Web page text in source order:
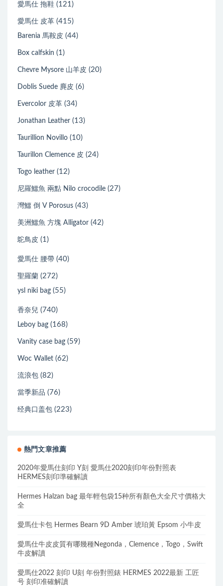
愛馬仕 拖鞋 (121)
愛馬仕 皮革 (415)
Barenia 馬鞍皮 (44)
Box calfskin (1)
Chevre Mysore 山羊皮 (20)
Doblis Suede 麂皮 (6)
Evercolor 皮革 (34)
Jonathan Leather (13)
Taurillion Novillo (10)
Taurillon Clemence 皮 (24)
Togo leather (12)
尼羅鱷魚 兩點 Nilo crocodile (27)
灣鱷 倒 V Porosus (43)
美洲鱷魚 方塊 Alligator (42)
鴕鳥皮 (1)
愛馬仕 腰帶 (40)
聖羅蘭 (272)
ysl niki bag (55)
香奈兒 (740)
Leboy bag (168)
Vanity case bag (59)
Woc Wallet (62)
流浪包 (82)
當季新品 (76)
经典口盖包 (223)
熱門文章推薦
2020年愛馬仕刻印 Y刻 愛馬仕2020刻印年份對照表
HERMES刻印準確解讀
Hermes Halzan bag 最年輕包袋15种所有顏色大全尺寸價格大
全
愛馬仕卡包 Hermes Bearn 9D Amber 琥珀黃 Epsom 小牛皮
愛馬仕牛皮皮質有哪幾種Negonda，Clemence，Togo，Swift
牛皮解讀
愛馬仕2022 刻印 U刻 年份對照錶 HERMES 2022最新 工匠
号 刻印准確解讀